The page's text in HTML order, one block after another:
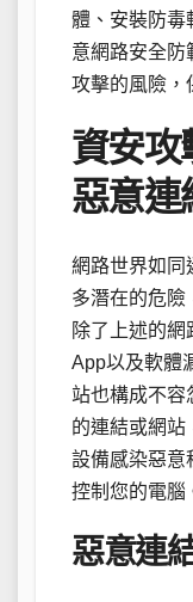
體、安裝防毒
意網路安全防
攻擊的風險，
資安攻
惡意連
網路世界如同
多潛在的危險
除了上述的
App以及軟體
站也構成不容
的連結或網站
設備感染惡意
控制您的電腦
惡意連